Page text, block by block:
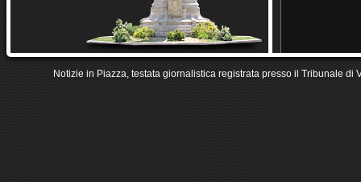
Notizie in Piazza, testata giornalistica registrata presso il Tribunale